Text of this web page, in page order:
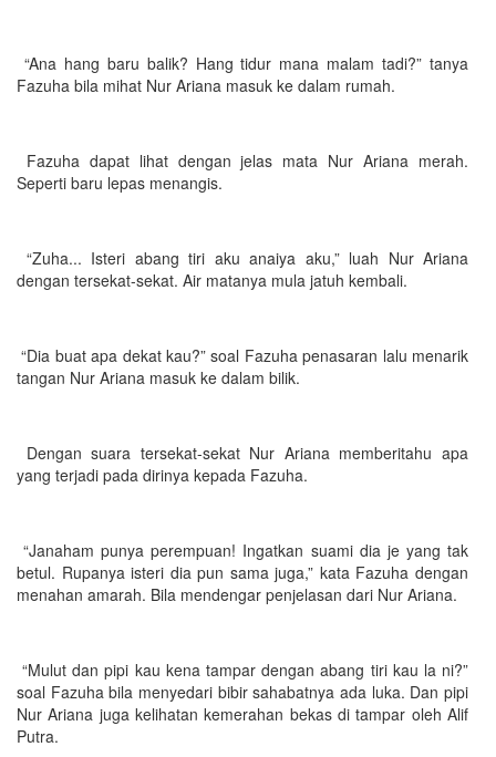
“Ana hang baru balik? Hang tidur mana malam tadi?” tanya
Fazuha bila mihat Nur Ariana masuk ke dalam rumah.
Fazuha dapat lihat dengan jelas mata Nur Ariana merah.
Seperti baru lepas menangis.
“Zuha... Isteri abang tiri aku anaiya aku,” luah Nur Ariana
dengan tersekat-sekat. Air matanya mula jatuh kembali.
“Dia buat apa dekat kau?” soal Fazuha penasaran lalu menarik
tangan Nur Ariana masuk ke dalam bilik.
Dengan suara tersekat-sekat Nur Ariana memberitahu apa
yang terjadi pada dirinya kepada Fazuha.
“Janaham punya perempuan! Ingatkan suami dia je yang tak
betul. Rupanya isteri dia pun sama juga,” kata Fazuha dengan
menahan amarah. Bila mendengar penjelasan dari Nur Ariana.
“Mulut dan pipi kau kena tampar dengan abang tiri kau la ni?”
soal Fazuha bila menyedari bibir sahabatnya ada luka. Dan pipi
Nur Ariana juga kelihatan kemerahan bekas di tampar oleh Alif
Putra.